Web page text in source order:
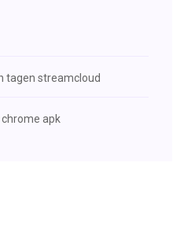
tagen streamcloud
apk